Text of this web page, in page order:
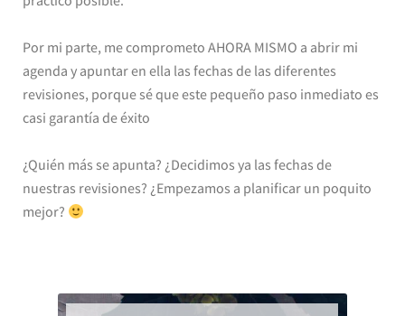
Por mi parte, me comprometo AHORA MISMO a abrir mi
agenda y apuntar en ella las fechas de las diferentes
revisiones, porque sé que este pequeño paso inmediato es
casi garantía de éxito
¿Quién más se apunta? ¿Decidimos ya las fechas de
nuestras revisiones? ¿Empezamos a planificar un poquito
mejor?